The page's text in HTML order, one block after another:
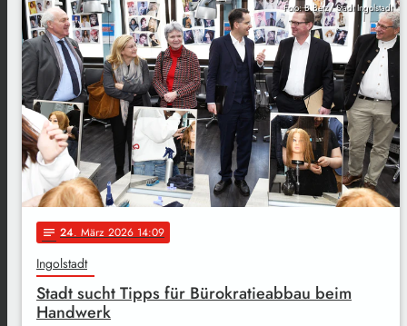
Foto: B.Betz/ Stadt Ingolstadt
notes 24. März 2026 14:09
Ingolstadt
Stadt sucht Tipps für Bürokratieabbau beim
Handwerk